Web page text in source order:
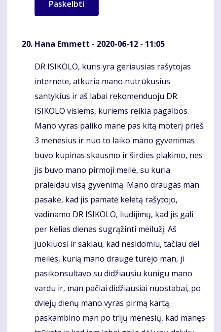
Hana Emmett - 2020-06-12 - 11:05
Komentaras
DR ISIKOLO, kuris yra geriausias rašytojas
internete, atkuria mano nutrūkusius
santykius ir aš labai rekomenduoju DR
ISIKOLO visiems, kuriems reikia pagalbos.
Mano vyras paliko mane pas kitą moterį prieš
3 mėnesius ir nuo to laiko mano gyvenimas
buvo kupinas skausmo ir širdies plakimo, nes
jis buvo mano pirmoji meilė, su kuria
praleidau visą gyvenimą. Mano draugas man
pasakė, kad jis pamatė keletą rašytojo,
vadinamo DR ISIKOLO, liudijimų, kad jis gali
per kelias dienas sugrąžinti meilužį. Aš
juokiuosi ir sakiau, kad nesidomiu, tačiau dėl
meilės, kurią mano draugė turėjo man, ji
pasikonsultavo su didžiausiu kunigu mano
vardu ir, man pačiai didžiausiai nuostabai, po
dviejų dienų mano vyras pirmą kartą
paskambino man po trijų mėnesių, kad manęs